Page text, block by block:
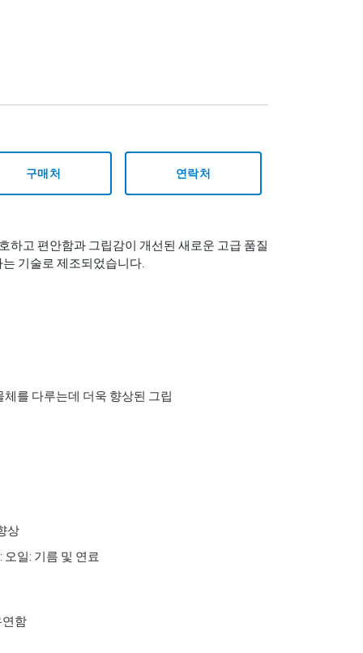
구매처 연락처
하고 편안함과 그립감이 개선된 새로운 고급 품질
기술로 제조되었습니다.
를 다루는데 더욱 향상된 그립
상
일: 기름 및 연료
연함